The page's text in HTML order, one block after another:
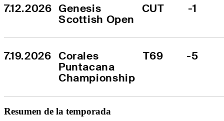
7.12.2026 Genesis
Scottish Open
CUT -1
7.19.2026 Corales
Puntacana
Championship
T69 -5
Resumen de la temporada